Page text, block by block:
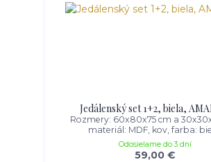
Jedálenský set 1+2, biela,
Rozmery: 60x80x75 cm a
materiál: MDF, kov, farba:
59,00 €
Odosielame do 3 dní